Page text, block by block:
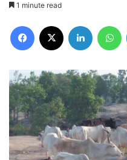
1 minute read
Facebook LinkedIn